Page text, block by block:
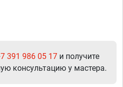
391 986 05 17 и получите
консультацию у мастера.